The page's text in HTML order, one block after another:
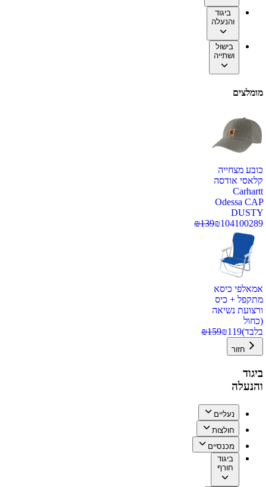
ביגוד
והנעלה
בישול
ושתייה
מומלצים
כובע מצחייה
קלאסי אודסה
Carhartt
Odessa CAP
DUSTY
100289
₪104
₪139
אמאלפי כיסא
מתקפל + כיס
ורצועת נשיאה
(כחול
בלבד)
₪119
₪159
חזור
ביגוד
והנעלה
נעליים
חולצות
מכנסיים
ביגוד
חורף